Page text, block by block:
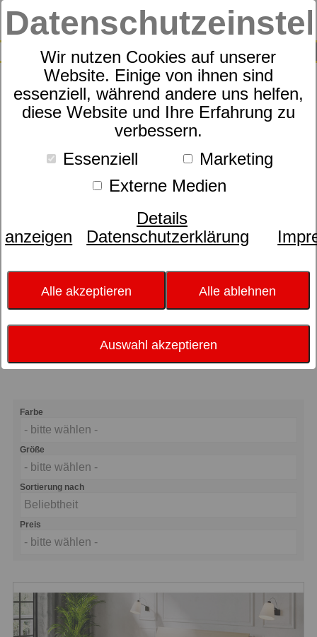
Wir nutzen Cookies auf unserer
Website. Einige von ihnen sind
essenziell, während andere uns helfen,
diese Website und Ihre Erfahrung zu
verbessern.
Essenziell
Marketing
Externe Medien
Details
anzeigen
Datenschutzerklärung
Alle akzeptieren Alle ablehnen
Auswahl akzeptieren
SUCHE
0
Produkte Schlafraummöbel
dormabell Bett-
Collection
dormabell Bett-
Collection
Schöner schlafen mit vielen attraktiven
Bett-Ideen. Veränderte
Lebensgewohnheiten bringen es mit sich,
dass das Schlafzimmer heute nicht nur
zum Schlafen genutzt wird. Aus diesem
die Wertigkeit des Bettes. dormabell
Betten gibt es in unterschiedlichen
Seniorenbetten, moderne
Massivholzbetten. Gönnen Sie sich eine
schöne Schlafumgebung, denn immerhin
verbringen Sie hier ein Drittel Ihres
Lebens. Abends gemütlich, nachts
erholsam und morgens ermunternd!
Farbe
- bitte wählen -
Größe
- bitte wählen -
Sortierung nach
Beliebtheit
Preis
- bitte wählen -